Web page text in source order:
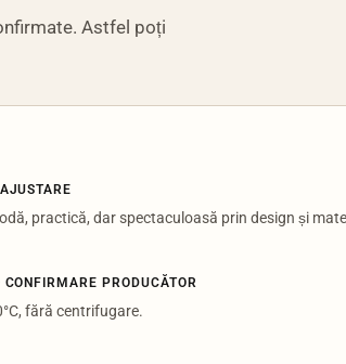
Astfel poți
practică, dar spectaculoasă prin design și
CONFIRMARE PRODUCĂTOR
fără centrifugare.